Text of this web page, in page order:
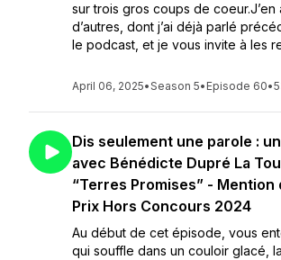
sur trois gros coups de coeur.J’en
d’autres, dont j’ai déjà parlé
le podcast, et je vous invite à les
April 06, 2025•Season 5• Episode 60•
Dis seulement une parole :
avec Bénédicte Dupré La
“Terres Promises” - Mention
Prix Hors Concours 2024
Au début de cet épisode, vous
qui souffle dans un couloir glacé,